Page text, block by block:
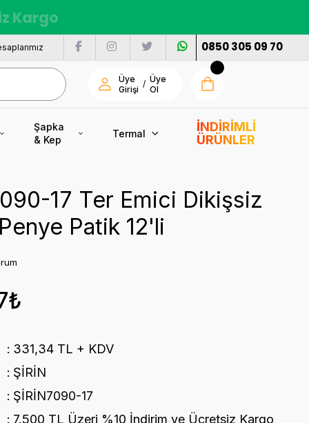
Kargo
0850 305 09 70
Üye
Girişi
/ Üye
Ol
Şapka
& Kep
Termal
İNDİRİMLİ
ÜRÜNLER
17 Ter Emici Dikişsiz
Patik 12'li
331,34 TL + KDV
ŞİRİN
ŞİRİN7090-17
7.500 TL Üzeri %10 İndirim ve Ücretsiz Kargo